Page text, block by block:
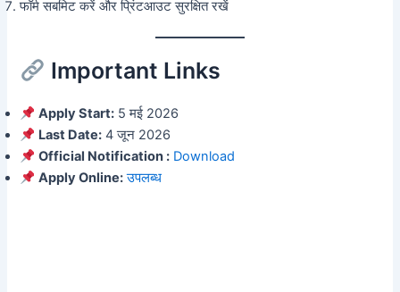
फॉर्म सबमिट करें और प्रिंटआउट सुरक्षित रखें
Important Links
Apply Start: 5 मई 2026
Last Date: 4 जून 2026
Official Notification : Download
Apply Online: उपलब्ध